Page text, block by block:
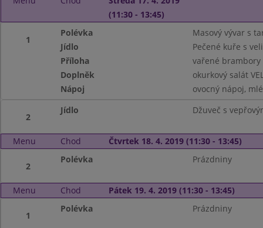
(11:30 - 13:45)
1
Polévka
Masový vývar s
Jídlo
Pečené kuře s
Příloha
vařené brambory
Doplněk
okurkový salát
Nápoj
ovocný nápoj,
2
Jídlo Džuveč s
Menu Chod Čtvrtek 18. 4. 2019 (11:30 - 13:45)
2
Polévka Prázdniny
Menu Chod Pátek 19. 4. 2019 (11:30 - 13:45)
1
Polévka Prázdniny